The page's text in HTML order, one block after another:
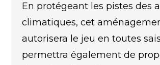
En protégeant les pistes des
climatiques, cet
autorisera le jeu en toutes
permettra également de